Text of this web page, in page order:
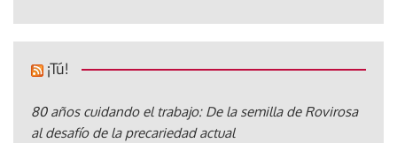
¡Tú!
80 años cuidando el trabajo: De la semilla de Rovirosa
al desafío de la precariedad actual